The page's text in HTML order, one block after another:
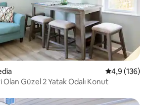
5 üzerinden
4,9 (136)
Güzel 2 Yatak Odalı Konut